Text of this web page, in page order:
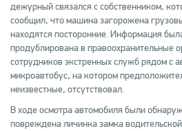
дежурный связался с собственником,
сообщил, что машина загорожена
находятся посторонние. Информация
продублирована в правоохранительные
сотрудников экстренных служб рядом с
микроавтобус, на котором
неизвестные, отсутствовал.
В ходе осмотра автомобиля были
повреждена личинка замка